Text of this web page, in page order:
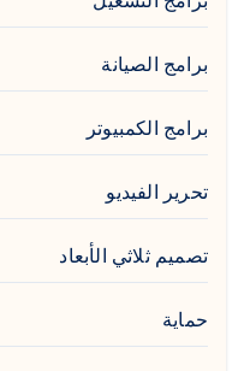
برامج الصيانة
برامج الكمبيوتر
تحرير الفيديو
تصميم ثلاثي الأبعاد
حماية